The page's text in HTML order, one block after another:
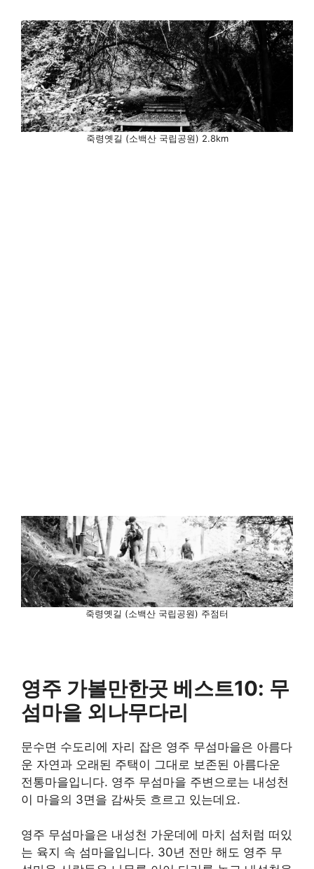
죽령옛길 (소백산 국립공원) 2.8km
죽령옛길 (소백산 국립공원) 주점터
영주 가볼만한곳 베스트10: 무
섬마을 외나무다리
문수면 수도리에 자리 잡은 영주 무섬마을은 아름다
운 자연과 오래된 주택이 그대로 보존된 아름다운
전통마을입니다. 영주 무섬마을 주변으로는 내성천
이 마을의 3면을 감싸듯 흐르고 있는데요.
영주 무섬마을은 내성천 가운데에 마치 섬처럼 떠있
는 육지 속 섬마을입니다. 30년 전만 해도 영주 무